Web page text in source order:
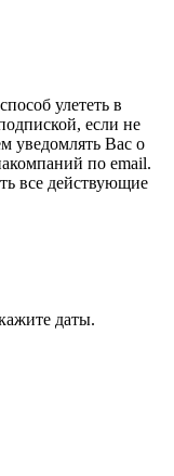
улететь в
если не
уведомлять Вас о
по email.
все действующие
даты.